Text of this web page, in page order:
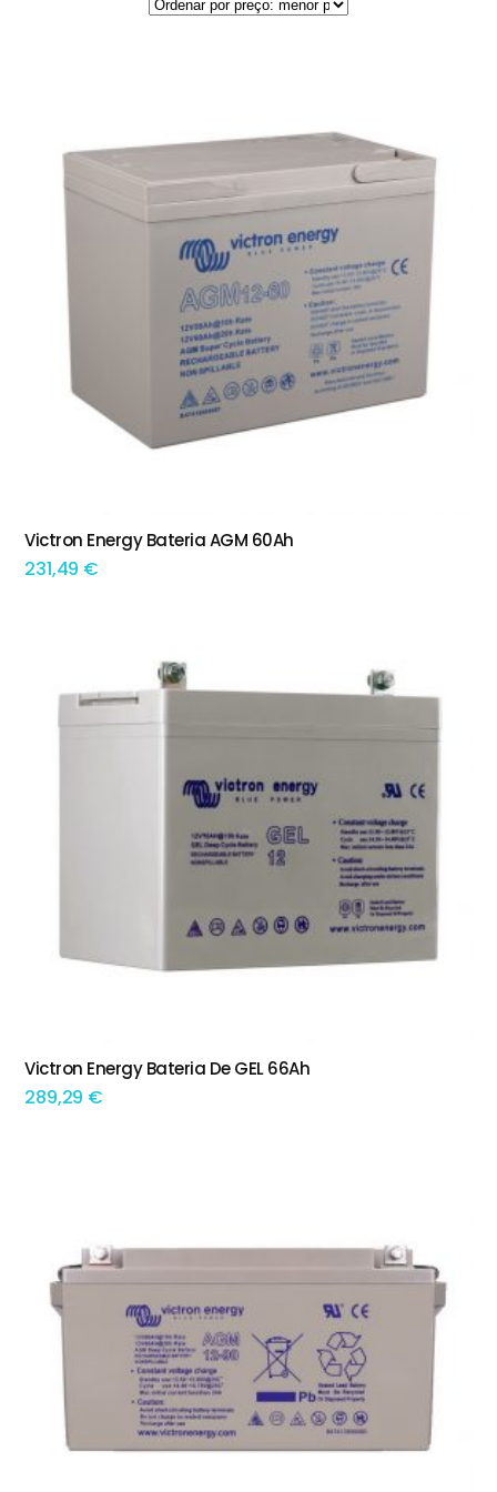
maior
ADICIONAR
Victron Energy Bateria AGM 60Ah
231,49 €
ADICIONAR
Victron Energy Bateria De GEL 66Ah
289,29 €